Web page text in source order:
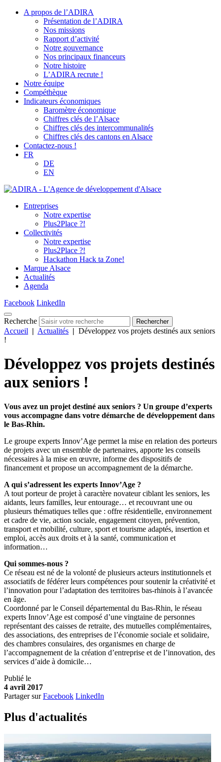
A propos de l’ADIRA
Présentation de l’ADIRA
Nos missions
Rapport d’activité
Notre gouvernance
Nos principaux financeurs
Notre histoire
L’ADIRA recrute !
Notre équipe
Compéthèque
Indicateurs économiques
Baromètre économique
Chiffres clés de l’Alsace
Chiffres clés des intercommunalités
Chiffres clés des cantons en Alsace
Contactez-nous !
FR
DE
EN
Entreprises
Notre expertise
Plus2Place ?!
Collectivités
Notre expertise
Plus2Place ?!
Hackathon Hack ta Zone!
Marque Alsace
Actualités
Agenda
Facebook LinkedIn
Recherche Rechercher
Accueil | Actualités | Développez vos projets destinés aux seniors
!
Développez vos projets destinés
aux seniors !
Vous avez un projet destiné aux seniors ? Un groupe d’experts
vous accompagne dans votre démarche de développement dans
le Bas-Rhin.
Le groupe experts Innov’Age permet la mise en relation des porteurs
de projets avec un ensemble de partenaires, apporte les conseils
nécessaires à la mise en œuvre, informe des dispositifs de
financement et propose un accompagnement de la démarche.
A qui s’adressent les experts Innov’Age ?
A tout porteur de projet à caractère novateur ciblant les seniors, les
aidants, leurs familles, leur entourage… et recouvrant une ou
plusieurs thématiques telles que : offre résidentielle, environnement
et cadre de vie, action sociale, engagement citoyen, prévention,
transport et mobilité, culture, sport et tourisme adaptés, insertion et
emploi, accès aux droits et à la santé, communication et
information…
Qui sommes-nous ?
Ce réseau est né de la volonté de plusieurs acteurs institutionnels et
associatifs de fédérer leurs compétences pour soutenir la créativité et
l’innovation pour l’adaptation des territoires bas-rhinois à l’avancée
en âge.
Coordonné par le Conseil départemental du Bas-Rhin, le réseau
experts Innov’Age est composé d’une vingtaine de personnes
représentant des caisses de retraite, des mutuelles complémentaires,
des associations, des entreprises de l’économie sociale et solidaire,
des chambres consulaires, des organismes en charge de
l’accompagnement de la création d’entreprise et de l’innovation, des
services d’aide à domicile…
Publié le
4 avril 2017
Partager sur Facebook LinkedIn
Plus d'actualités